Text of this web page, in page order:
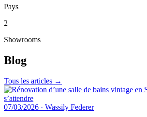
Pays
2
Showrooms
Blog
Tous les articles →
07/03/2026 · Wassily Federer